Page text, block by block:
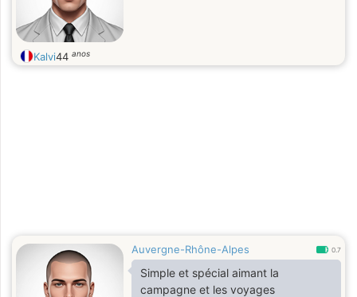
Kalvi44 anos
Auvergne-Rhône-Alpes 0.7
Simple et spécial aimant la
campagne et les voyages